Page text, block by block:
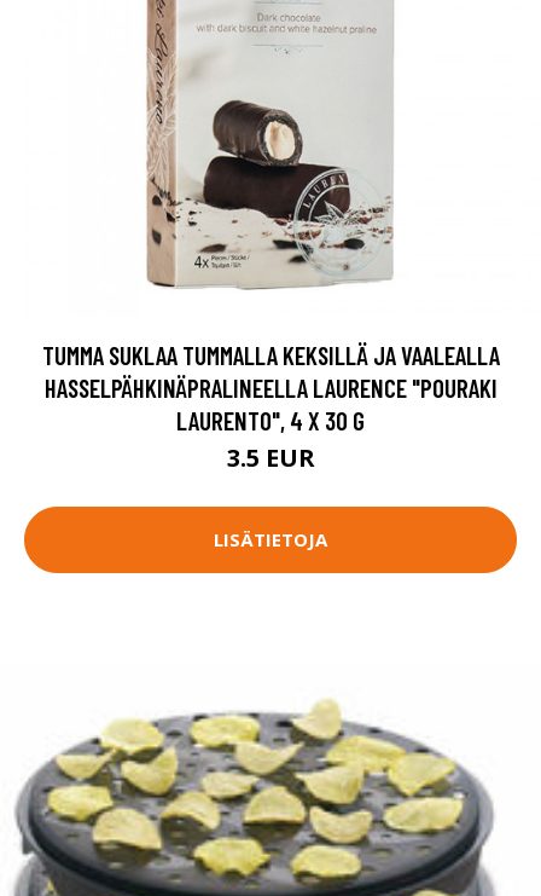
TUMMA SUKLAA TUMMALLA KEKSILLÄ JA VAALEALLA
HASSELPÄHKINÄPRALINEELLA LAURENCE "POURAKI
LAURENTO", 4 X 30 G
3.5 EUR
LISÄTIETOJA